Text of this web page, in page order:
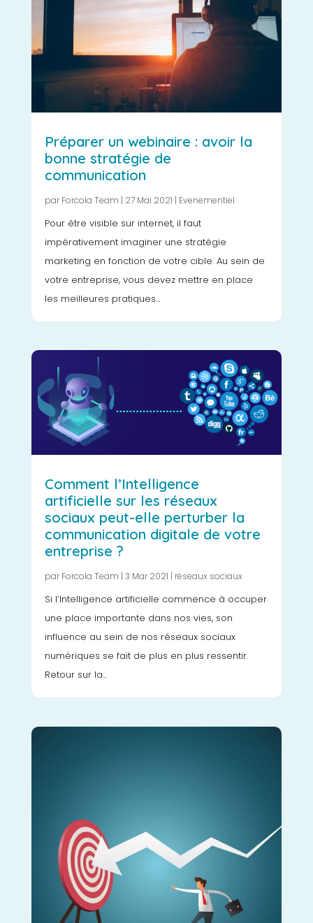
Préparer un webinaire : avoir la
bonne stratégie de
communication
par Forcola Team | 27 Mai 2021 | Evenementiel
Pour être visible sur internet, il faut
impérativement imaginer une stratégie
marketing en fonction de votre cible. Au sein de
votre entreprise, vous devez mettre en place
les meilleures pratiques...
Comment l’Intelligence
artificielle sur les réseaux
sociaux peut-elle perturber la
communication digitale de votre
entreprise ?
par Forcola Team | 3 Mar 2021 | réseaux sociaux
Si l’Intelligence artificielle commence à occuper
une place importante dans nos vies, son
influence au sein de nos réseaux sociaux
numériques se fait de plus en plus ressentir.
Retour sur la...